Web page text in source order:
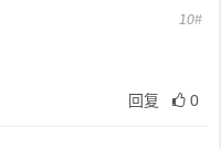
10#
回复 0